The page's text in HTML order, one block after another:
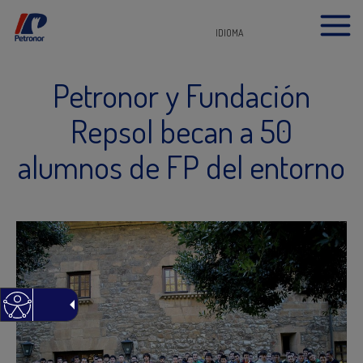
IDIOMA
Petronor y Fundación
Repsol becan a 50
alumnos de FP del entorno